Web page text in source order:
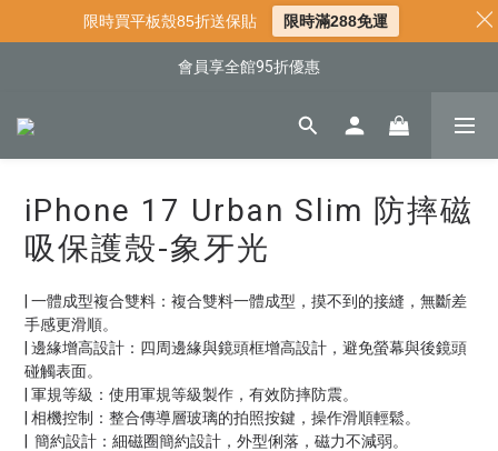
📍新客首購現折$50｜加入會員立即領取
📌年中下殺 手機殼3折起
會員享全館95折優惠
📍新客首購現折$50｜加入會員立即領取
iPhone 17 Urban Slim 防摔磁
吸保護殼-象牙光
| 一體成型複合雙料：複合雙料一體成型，摸不到的接縫，無斷差
手感更滑順。
| 邊緣增高設計：四周邊緣與鏡頭框增高設計，避免螢幕與後鏡頭
碰觸表面。
| 軍規等級：使用軍規等級製作，有效防摔防震。
| 相機控制：整合傳導層玻璃的拍照按鍵，操作滑順輕鬆。
|  簡約設計：細磁圈簡約設計，外型俐落，磁力不減弱。
限時買平板殼85折送保貼 限時滿288免運